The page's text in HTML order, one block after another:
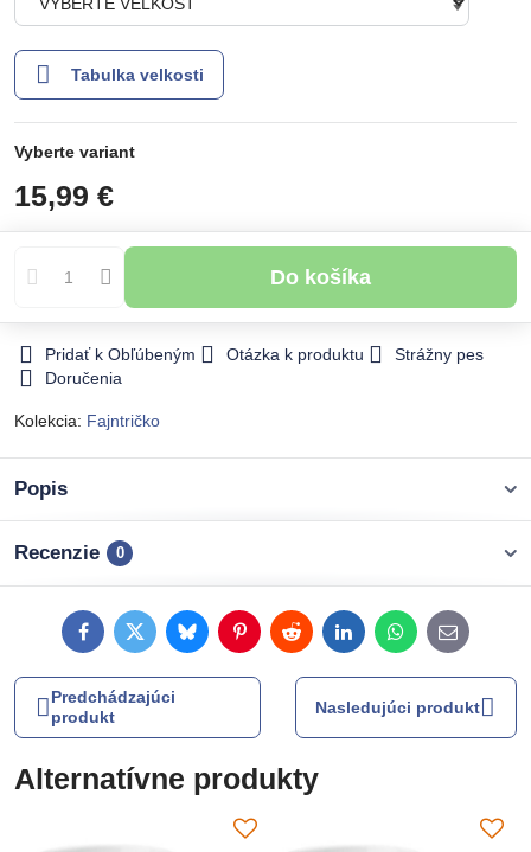
Tabulka velkosti
Vyberte variant
15,99 €
Do košíka
Pridať k Obľúbeným Otázka k produktu
Strážny pes
Doručenia
Kolekcia: Fajntričko
Popis
Recenzie 0
FacebookTwitterBlueskyPinterestRedditLinkedInWhatsApp
E-
mail
Predchádzajúci
produkt
Nasledujúci produkt
Alternatívne produkty